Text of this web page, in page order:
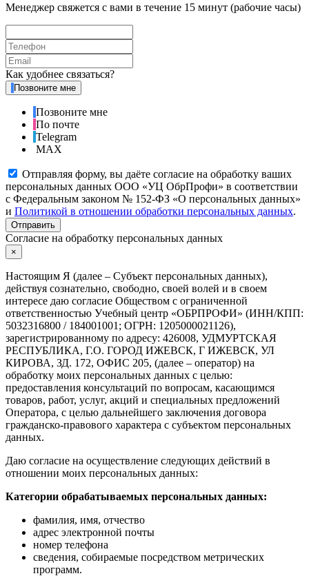
Менеджер свяжется с вами в течение 15 минут (рабочие часы)
Как удобнее связаться?
Позвоните мне
Позвоните мне
По почте
Telegram
MAX
Отправляя форму, вы даёте согласие на обработку ваших
персональных данных ООО «УЦ ОбрПрофи» в соответствии
с Федеральным законом № 152-ФЗ «О персональных данных»
и Политикой в отношении обработки персональных данных.
Отправить
Согласие на обработку персональных данных
×
Настоящим Я (далее – Субъект персональных данных),
действуя сознательно, свободно, своей волей и в своем
интересе даю согласие Обществом с ограниченной
ответственностью Учебный центр «ОБРПРОФИ» (ИНН/КПП:
5032316800 / 184001001; ОГРН: 1205000021126),
зарегистрированному по адресу: 426008, УДМУРТСКАЯ
РЕСПУБЛИКА, Г.О. ГОРОД ИЖЕВСК, Г ИЖЕВСК, УЛ
КИРОВА, ЗД. 172, ОФИС 205, (далее – оператор) на
обработку моих персональных данных с целью:
предоставления консультаций по вопросам, касающимся
товаров, работ, услуг, акций и специальных предложений
Оператора, с целью дальнейшего заключения договора
гражданско-правового характера с субъектом персональных
данных.
Даю согласие на осуществление следующих действий в
отношении моих персональных данных:
Категории обрабатываемых персональных данных:
фамилия, имя, отчество
адрес электронной почты
номер телефона
сведения, собираемые посредством метрических
программ.